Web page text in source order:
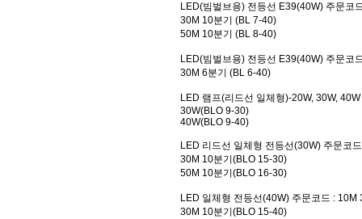
LED(빔벌브용) 전등선 E39(40W) 주문코
30M 10분기 (BL 7-40)
50M 10분기 (BL 8-40)
LED(빔벌브용) 전등선 E39(40W) 주문코
30M 6분기 (BL 6-40)
LED 램프(리드선 일체형)-20W, 30W, 40W
30W(BLO 9-30)
40W(BLO 9-40)
LED 리드선 일체형 전등선(30W) 주문코
30M 10분기(BLO 15-30)
50M 10분기(BLO 16-30)
LED 일체형 전등선(40W) 주문코드 : 10M
30M 10분기(BLO 15-40)